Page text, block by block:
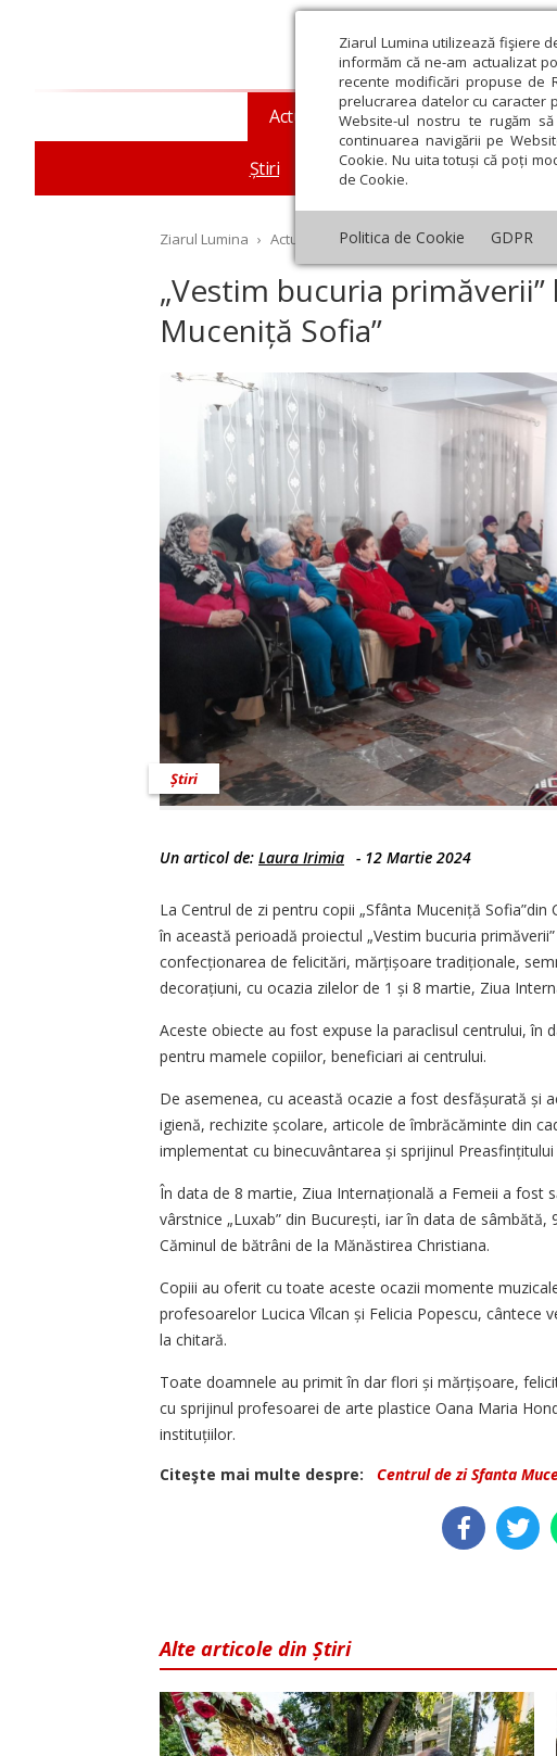
Ziarul Lumina utilizează fişiere
informăm că ne-am actualizat
recente modificări propuse de
prelucrarea datelor cu caracter
Website-ul nostru te rugăm
continuarea navigării pe
Cookie. Nu uita totuși că poți
de Cookie.
Politica de Cookie GDPR
Actualitate religioasă
Știri Mesaje și cuvântări An
Teologie
Ziarul Lumina › Actualitate religioasă › Știri › „Vestim
„Vestim bucuria primăverii”
Muceniță Sofia”
Știri
Un articol de: Laura Irimia - 12 Martie 2024
La Centrul de zi pentru copii „Sfânta Muceniță
în această perioadă proiectul „Vestim bucuria
confecționarea de felicitări, mărțișoare tradiționale,
decorațiuni, cu ocazia zilelor de 1 și 8 martie, Ziua
Aceste obiecte au fost expuse la paraclisul centrului,
pentru mamele copiilor, beneficiari ai centrului.
De asemenea, cu această ocazie a fost desfășurată și
igienă, rechizite școlare, articole de îmbrăcăminte din
implementat cu binecuvântarea și sprijinul
În data de 8 martie, Ziua Internațională a Femeii a fost
vârstnice „Luxab” din București, iar în data de
Căminul de bătrâni de la Mănăstirea Christiana.
Copiii au oferit cu toate aceste ocazii momente
profesoarelor Lucica Vîlcan și Felicia Popescu, cântece
la chitară.
Toate doamnele au primit în dar flori și mărțișoare,
cu sprijinul profesoarei de arte plastice Oana Maria
instituțiilor.
Citeşte mai multe despre:
Centrul de zi Sfanta
Alte articole din Știri
Noiembrie